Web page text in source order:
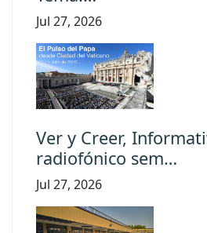
Jul 27, 2026
Ver y Creer,
radiofónico sem…
Jul 27, 2026